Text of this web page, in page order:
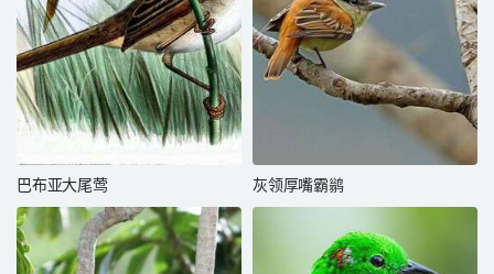
巴布亚大尾莺 灰领厚嘴霸鹟